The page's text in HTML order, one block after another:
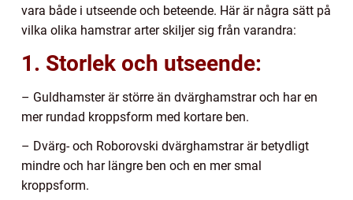
vara både i utseende och beteende. Här är några sätt på
vilka olika hamstrar arter skiljer sig från varandra:
1. Storlek och utseende:
– Guldhamster är större än dvärghamstrar och har en
mer rundad kroppsform med kortare ben.
– Dvärg- och Roborovski dvärghamstrar är betydligt
mindre och har längre ben och en mer smal
kroppsform.